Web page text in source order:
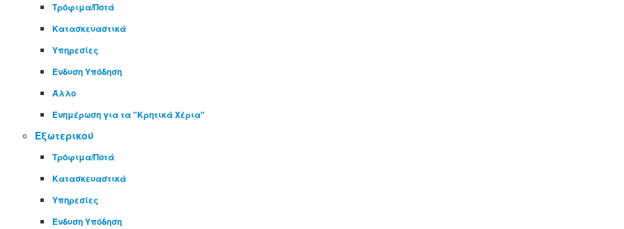
Τρόφιμα/Ποτά
Κατασκευαστικά
Υπηρεσίες
Ένδυση Υπόδηση
Άλλο
Ενημέρωση για τα "Κρητικά Χέρια"
Εξωτερικού
Τρόφιμα/Ποτά
Κατασκευαστικά
Υπηρεσίες
Ένδυση Υπόδηση